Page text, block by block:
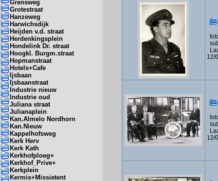
Grensweg
Grotestraat
Hanzeweg
Harwichsdijk
Heijden v.d. straat
Herdenkingsplein
Hondelink Dr. straat
Hoogkl. Burgm.straat
Hopmanstraat
Hotels+Cafe
Ijsbaan
Ijsbaanstraat
Industrie nieuw
Industrie oud
Juliana straat
Julianaplein
Kan.Almelo Nordhorn
Kan.Nieuw
Kappelhofsweg
Kerk Herv
Kerk Kath
Kerkhofploeg+
Kerkhof_Prive+
Kerkplein
Kermis+Missietent
12/
12/